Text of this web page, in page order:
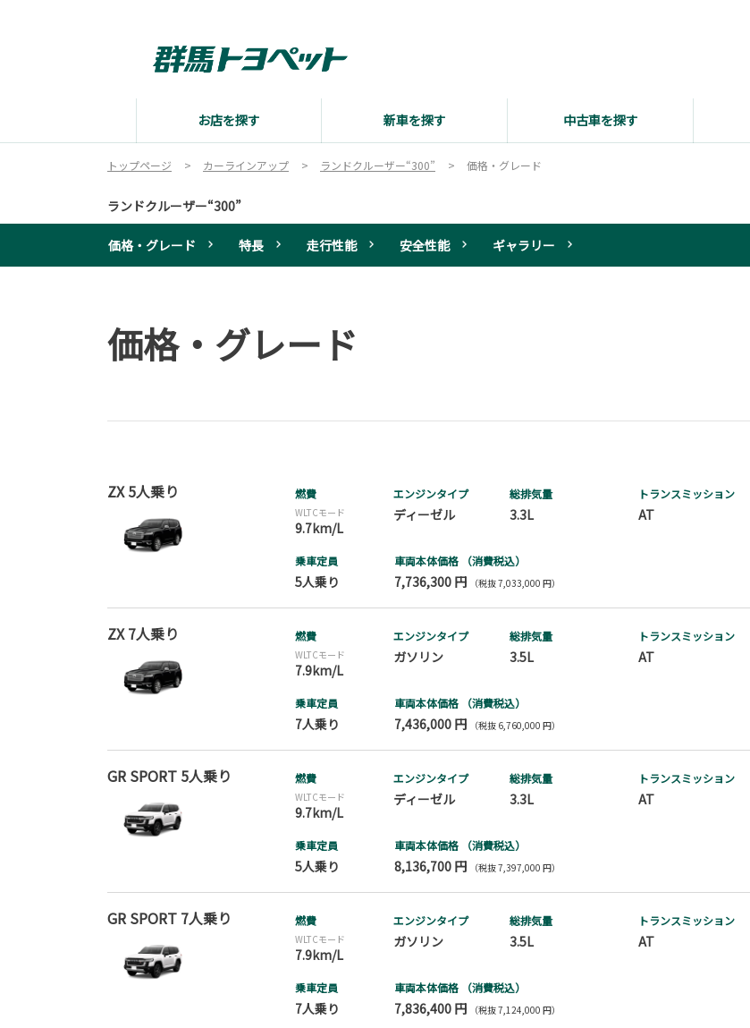
お店を探す 新車を探す 中古車を探す
トップページ カーラインアップ ランドクルーザー“300” 価格・グレード
ランドクルーザー“300”
価格・グレード 特長 走行性能 安全性能 ギャラリー
価格・グレード
ZX 5人乗り 燃費
WLTCモード
9.7km/L
エンジンタイプ
ディーゼル
総排気量
3.3L
トランスミッション
AT
乗車定員
5人乗り
車両本体価格 （消費税込）
7,736,300 円 （税抜 7,033,000 円）
ZX 7人乗り 燃費
WLTCモード
7.9km/L
エンジンタイプ
ガソリン
総排気量
3.5L
トランスミッション
AT
乗車定員
7人乗り
車両本体価格 （消費税込）
7,436,000 円 （税抜 6,760,000 円）
GR SPORT 5人乗り 燃費
WLTCモード
9.7km/L
エンジンタイプ
ディーゼル
総排気量
3.3L
トランスミッション
AT
乗車定員
5人乗り
車両本体価格 （消費税込）
8,136,700 円 （税抜 7,397,000 円）
GR SPORT 7人乗り 燃費
WLTCモード
7.9km/L
エンジンタイプ
ガソリン
総排気量
3.5L
トランスミッション
AT
乗車定員
7人乗り
車両本体価格 （消費税込）
7,836,400 円 （税抜 7,124,000 円）